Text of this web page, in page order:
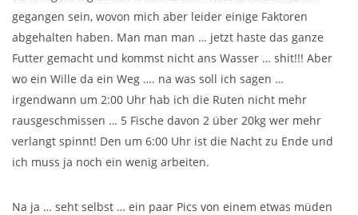
gegangen sein, wovon mich aber leider einige Faktoren
abgehalten haben. Man man man … jetzt haste das ganze
Futter gemacht und kommst nicht ans Wasser … shit!!! Aber
wo ein Wille da ein Weg …. na was soll ich sagen …
irgendwann um 2:00 Uhr hab ich die Ruten nicht mehr
rausgeschmissen … 5 Fische davon 2 über 20kg wer mehr
verlangt spinnt! Den um 6:00 Uhr ist die Nacht zu Ende und
ich muss ja noch ein wenig arbeiten.
Na ja … seht selbst … ein paar Pics von einem etwas müden